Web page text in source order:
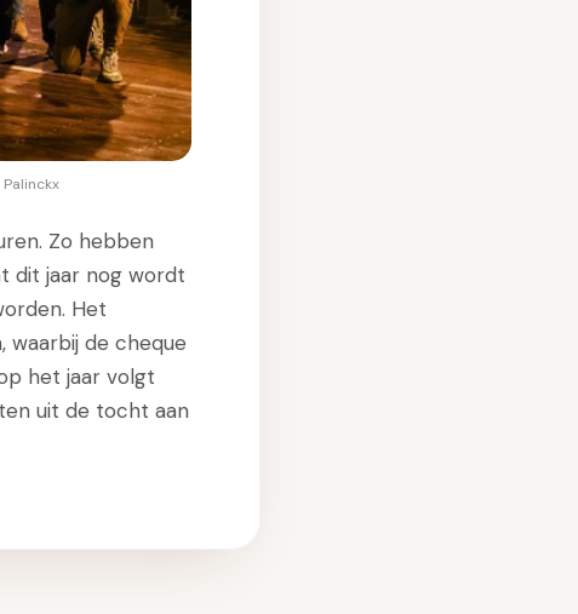
Zo hebben
dit jaar nog wordt
Het
waarbij de cheque
het jaar volgt
uit de tocht aan